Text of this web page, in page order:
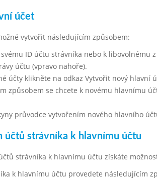
účet
vytvořit následujícím způsobem:
svému ID účtu strávníka nebo k
účtu (vpravo nahoře).
účty klikněte na odkaz Vytvořit nový hlavní
způsobem se chcete k novému hlavnímu
průvodce vytvořením nového hlavního
účtů strávníka k hlavnímu účtu
strávníka k hlavnímu účtu získáte
k hlavnímu účtu provedete následujícím